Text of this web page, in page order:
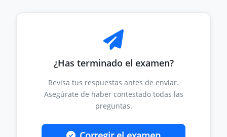
¿Has terminado el examen?
Revisa tus respuestas antes de enviar.
Asegúrate de haber contestado todas las
preguntas.